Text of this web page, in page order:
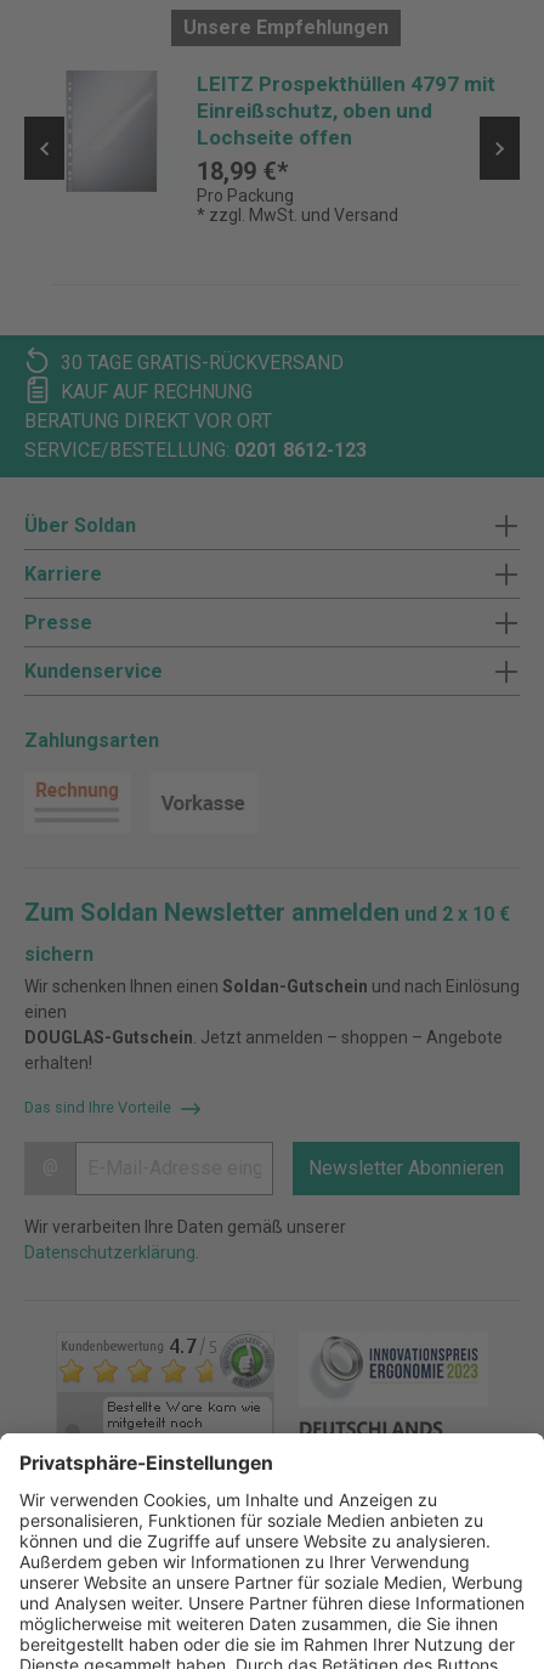
Unsere Empfehlungen
LEITZ Prospekthüllen 4797 mit
Einreißschutz, oben und
Lochseite offen
18,99 €*
Pro Packung
* zzgl. MwSt. und Versand
30 TAGE GRATIS-RÜCKVERSAND
KAUF AUF RECHNUNG
BERATUNG DIREKT VOR ORT
SERVICE/BESTELLUNG: 0201 8612-123
Über Soldan
Karriere
Presse
Kundenservice
Zahlungsarten
Zum Soldan Newsletter anmelden und 2 x 10 €
sichern
Wir schenken Ihnen einen Soldan-Gutschein und nach Einlösung
einen
DOUGLAS-Gutschein . Jetzt anmelden – shoppen – Angebote
erhalten!
Das sind Ihre Vorteile
Newsletter Abonnieren
Wir verarbeiten Ihre Daten gemäß unserer
Datenschutzerklärung